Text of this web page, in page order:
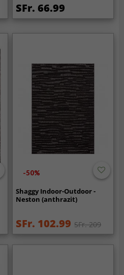
SFr. 66.99
-50%
Shaggy Indoor-Outdoor -
Neston (anthrazit)
SFr. 102.99 SFr. 209